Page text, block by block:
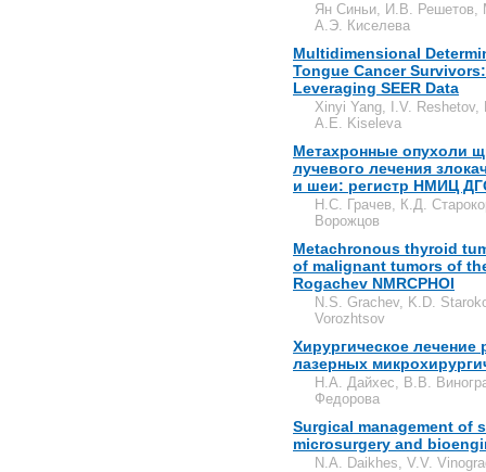
Ян Синьи, И.В. Решетов,
А.Э. Киселева
Multidimensional
Tongue Cancer
Leveraging SEER Data
Xinyi Yang, I.V.
A.E. Kiseleva
Метахронные опухоли
лучевого лечения
и шеи: регистр НМИЦ
Н.С. Грачев, К.Д.
Ворожцов
Metachronous thyroid
of malignant tumors of
Rogachev NMRCPHOI
N.S. Grachev, K.D.
Vorozhtsov
Хирургическое лечение
лазерных
Н.А. Дайхес, В.В.
Федорова
Surgical management of
microsurgery and
N.A. Daikhes, V.V.